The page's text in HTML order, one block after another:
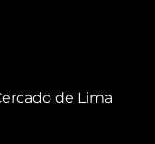
de Lima